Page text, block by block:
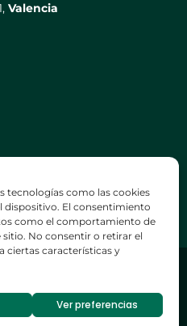
tecnologías como las cookies
dispositivo. El consentimiento
como el comportamiento de
No consentir o retirar el
ciertas características y
Ver preferencias
Valencia